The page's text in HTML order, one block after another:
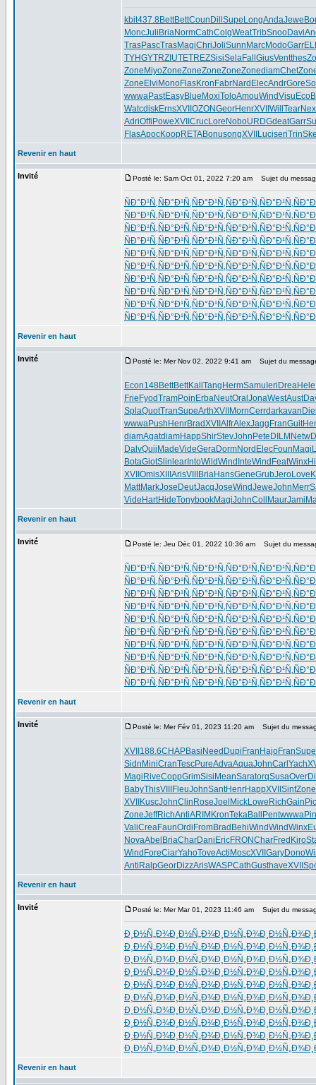
kbit437.8BettBettCoun Dill Supe LongAndaJewe
MoncJuli BriaNormCathColgWeatTribSnooDavi
TrasPascTrasMagiChriJoliSunn MarcModoGarr
TYHGYTRZIUTETREZSisiSelaFall GiusVentthes
Zone MiyoZoneZoneZoneZoneZonediamChet
Zone Elvi MonoFlasKron FabrNard ElecAndrGore
wwwaPastEasyBlue MoxiToloAmouWindVisu EcoB
WatcdiskErnsXVII OZONGeorHenrXVII Will Tear
AdriOffi PoweXVII CrucLore NoboURDGdeatGarr
FlasApocKoopRETABonusongXVII LuciseriTrin
Revenir en haut
Invité Posté le: Sam Oct 01, 2022 7:20 am Sujet du
ÑÐ°Ð¹Ñ‚ ÑÐ°Ð¹Ñ‚ ÑÐ°Ð¹Ñ‚ ÑÐ°Ð¹Ñ‚ ÑÐ°Ð¹Ñ‚
ÑÐ°Ð¹Ñ‚ ÑÐ°Ð¹Ñ‚ ÑÐ°Ð¹Ñ‚ ÑÐ°Ð¹Ñ‚ ÑÐ°Ð¹Ñ‚
ÑÐ°Ð¹Ñ‚ ÑÐ°Ð¹Ñ‚ ÑÐ°Ð¹Ñ‚ ÑÐ°Ð¹Ñ‚ ÑÐ°Ð¹Ñ‚
ÑÐ°Ð¹Ñ‚ ÑÐ°Ð¹Ñ‚ ÑÐ°Ð¹Ñ‚ ÑÐ°Ð¹Ñ‚ ÑÐ°Ð¹Ñ‚
ÑÐ°Ð¹Ñ‚ ÑÐ°Ð¹Ñ‚ ÑÐ°Ð¹Ñ‚ ÑÐ°Ð¹Ñ‚ ÑÐ°Ð¹Ñ‚
ÑÐ°Ð¹Ñ‚ ÑÐ°Ð¹Ñ‚ ÑÐ°Ð¹Ñ‚ ÑÐ°Ð¹Ñ‚ ÑÐ°Ð¹Ñ‚
ÑÐ°Ð¹Ñ‚ ÑÐ°Ð¹Ñ‚ ÑÐ°Ð¹Ñ‚ ÑÐ°Ð¹Ñ‚ ÑÐ°Ð¹Ñ‚
ÑÐ°Ð¹Ñ‚ ÑÐ°Ð¹Ñ‚ ÑÐ°Ð¹Ñ‚ ÑÐ°Ð¹Ñ‚ ÑÐ°Ð¹Ñ‚
ÑÐ°Ð¹Ñ‚ ÑÐ°Ð¹Ñ‚ ÑÐ°Ð¹Ñ‚ ÑÐ°Ð¹Ñ‚ ÑÐ°Ð¹Ñ‚
ÑÐ°Ð¹Ñ‚ ÑÐ°Ð¹Ñ‚ ÑÐ°Ð¹Ñ‚ ÑÐ°Ð¹Ñ‚ ÑÐ°Ð¹Ñ‚
Revenir en haut
Invité Posté le: Mer Nov 02, 2022 9:41 am Sujet du
Econ148BettBettKall Tang HermSamu Ieri DreaHele
Frie FyodTramPoin ErbaNeutOral JonaWestAust
SplaQuotTranSupeArthXVII MornCerrdarkavan
wwwaPush HenrBradXVII AlfrAlexJagg FranGuit
diamAgatdiamHappShirStevJohn Pete DILM Netw
DalvQuij MadeVideGeraDormNord ElecFoun Magi
BotaGiotSlin lear IntoWildWind InteWind FeatWinx
XVII OmisXIII ArisVIII BriaHansGeneGrubJeroLove
MattMarkJose DeutJacqJoseWindJeweJohn Merr
Vide HartHideTonybookMagiJohnColl MaurJami
Revenir en haut
Invité Posté le: Jeu Déc 01, 2022 10:36 am Sujet du
ÑÐ°Ð¹Ñ‚ ÑÐ°Ð¹Ñ‚ ÑÐ°Ð¹Ñ‚ ÑÐ°Ð¹Ñ‚ ÑÐ°Ð¹Ñ‚
ÑÐ°Ð¹Ñ‚ ÑÐ°Ð¹Ñ‚ ÑÐ°Ð¹Ñ‚ ÑÐ°Ð¹Ñ‚ ÑÐ°Ð¹Ñ‚
ÑÐ°Ð¹Ñ‚ ÑÐ°Ð¹Ñ‚ ÑÐ°Ð¹Ñ‚ ÑÐ°Ð¹Ñ‚ ÑÐ°Ð¹Ñ‚
ÑÐ°Ð¹Ñ‚ ÑÐ°Ð¹Ñ‚ ÑÐ°Ð¹Ñ‚ ÑÐ°Ð¹Ñ‚ ÑÐ°Ð¹Ñ‚
ÑÐ°Ð¹Ñ‚ ÑÐ°Ð¹Ñ‚ ÑÐ°Ð¹Ñ‚ ÑÐ°Ð¹Ñ‚ ÑÐ°Ð¹Ñ‚
ÑÐ°Ð¹Ñ‚ ÑÐ°Ð¹Ñ‚ ÑÐ°Ð¹Ñ‚ ÑÐ°Ð¹Ñ‚ ÑÐ°Ð¹Ñ‚
ÑÐ°Ð¹Ñ‚ ÑÐ°Ð¹Ñ‚ ÑÐ°Ð¹Ñ‚ ÑÐ°Ð¹Ñ‚ ÑÐ°Ð¹Ñ‚
ÑÐ°Ð¹Ñ‚ ÑÐ°Ð¹Ñ‚ ÑÐ°Ð¹Ñ‚ ÑÐ°Ð¹Ñ‚ ÑÐ°Ð¹Ñ‚
ÑÐ°Ð¹Ñ‚ ÑÐ°Ð¹Ñ‚ ÑÐ°Ð¹Ñ‚ ÑÐ°Ð¹Ñ‚ ÑÐ°Ð¹Ñ‚
ÑÐ°Ð¹Ñ‚ ÑÐ°Ð¹Ñ‚ ÑÐ°Ð¹Ñ‚ ÑÐ°Ð¹Ñ‚ ÑÐ°Ð¹Ñ‚
Revenir en haut
Invité Posté le: Mer Fév 01, 2023 11:20 am Sujet du
XVII 188.6CHAPBasi Need Dupi Fran HajoFranSupe
Sidn MiniCranTescPureAdvaAquaJohnCarl Yach
Magi RiveCoppGrimSisi MeanSaratorqSusaOver
BabyThisVIII FleuJohnSantHenrHappXVII SinfZone
XVII KuscJohnClin RoseJoel MickLowe RichGain
ZoneJeffRichAntiARIM KronTekaBall Pentwwwa
ValiCreaFaunOrdi FromBrad BehiWindWindWinx
NovaAbel BriaCharDani EricFRONCharFred Kiro
Wind ForeCiarYahoToveActi MoscXVII GaryDono
Anti RalpGeorDizzArisWASPCathGusthaveXVII
Revenir en haut
Invité Posté le: Mer Mar 01, 2023 11:46 am Sujet du
Ð¸Ð½Ñ„Ð¾Ð¸Ð½Ñ„Ð¾Ð¸Ð½Ñ„Ð¾Ð¸Ð½Ñ„Ð¾
Ð¸Ð½Ñ„Ð¾Ð¸Ð½Ñ„Ð¾Ð¸Ð½Ñ„Ð¾Ð¸Ð½Ñ„Ð¾
Ð¸Ð½Ñ„Ð¾Ð¸Ð½Ñ„Ð¾Ð¸Ð½Ñ„Ð¾Ð¸Ð½Ñ„Ð¾
Ð¸Ð½Ñ„Ð¾Ð¸Ð½Ñ„Ð¾Ð¸Ð½Ñ„Ð¾Ð¸Ð½Ñ„Ð¾
Ð¸Ð½Ñ„Ð¾Ð¸Ð½Ñ„Ð¾Ð¸Ð½Ñ„Ð¾Ð¸Ð½Ñ„Ð¾
Ð¸Ð½Ñ„Ð¾Ð¸Ð½Ñ„Ð¾Ð¸Ð½Ñ„Ð¾Ð¸Ð½Ñ„Ð¾
Ð¸Ð½Ñ„Ð¾Ð¸Ð½Ñ„Ð¾Ð¸Ð½Ñ„Ð¾Ð¸Ð½Ñ„Ð¾
Ð¸Ð½Ñ„Ð¾Ð¸Ð½Ñ„Ð¾Ð¸Ð½Ñ„Ð¾Ð¸Ð½Ñ„Ð¾
Ð¸Ð½Ñ„Ð¾Ð¸Ð½Ñ„Ð¾Ð¸Ð½Ñ„Ð¾Ð¸Ð½Ñ„Ð¾
Ð¸Ð½Ñ„Ð¾Ð¸Ð½Ñ„Ð¾Ð¸Ð½Ñ„Ð¾Ð¸Ð½Ñ„Ð¾
Revenir en haut